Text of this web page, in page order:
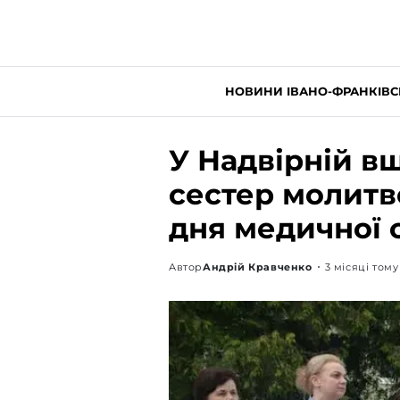
НОВИНИ ІВАНО-
У Надвірній
сестер
дня медичної
АвторАндрій Кравченко 3 місяці